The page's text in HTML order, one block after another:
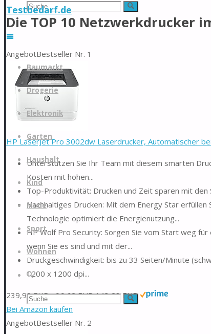
Suchen
nach:
Suche
Testbedarf.de
Zum
Inhalt
springen
Baumarkt
Drogerie
Elektronik
Garten
Haushalt
Kind
Mode
Sport
Wohnen
Suche
Suchen
nach:
Suche
Die TOP 10 Netzwerkdrucker
AngebotBestseller Nr. 1
HP LaserJet Pro 3002dw Laserdrucker, Automatischer
Unterstützen Sie Ihr Team mit diesem smarten
Kosten mit hohen...
Top-Produktivität: Drucken und Zeit sparen mit
Nachhaltiges Drucken: Mit dem Energy Star
Technologie optimiert die Energienutzung...
HP Wolf Pro Security: Sorgen Sie vom Start weg
wenn Sie es sind und mit der...
Druckgeschwindigkeit: bis zu 33 Seiten/Minute
1200 x 1200 dpi...
239,90 EUR −96,62 EUR 143,28 EUR
Bei Amazon kaufen
AngebotBestseller Nr. 2